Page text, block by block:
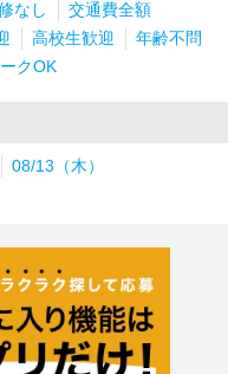
なし
交通費全額
高校生歓迎
年齢不問
クOK
08/13（木）